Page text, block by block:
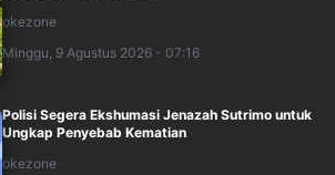
okezone
Minggu, 9 Agustus 2026 - 07:16
Polisi Segera Ekshumasi Jenazah Sutrimo untuk
Ungkap Penyebab Kematian
okezone